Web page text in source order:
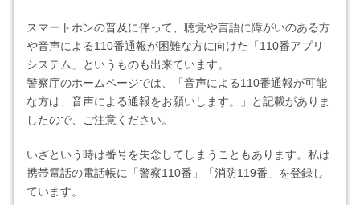
スマートホンの普及に伴って、聴覚や言語に障がいのある方
や音声による110番通報が困難な方に向けた「110番アプリ
システム」というものも出来ています。
警察庁のホームページでは、「音声による110番通報が可能
な方は、音声による通報をお願いします。」と記載がありま
したので、ご注意ください。
いざという時は番号を失念してしまうこともあります。私は
携帯電話の電話帳に「警察110番」「消防119番」を登録し
ています。